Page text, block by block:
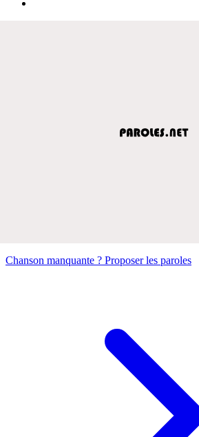
Chanson manquante ? Proposer les paroles